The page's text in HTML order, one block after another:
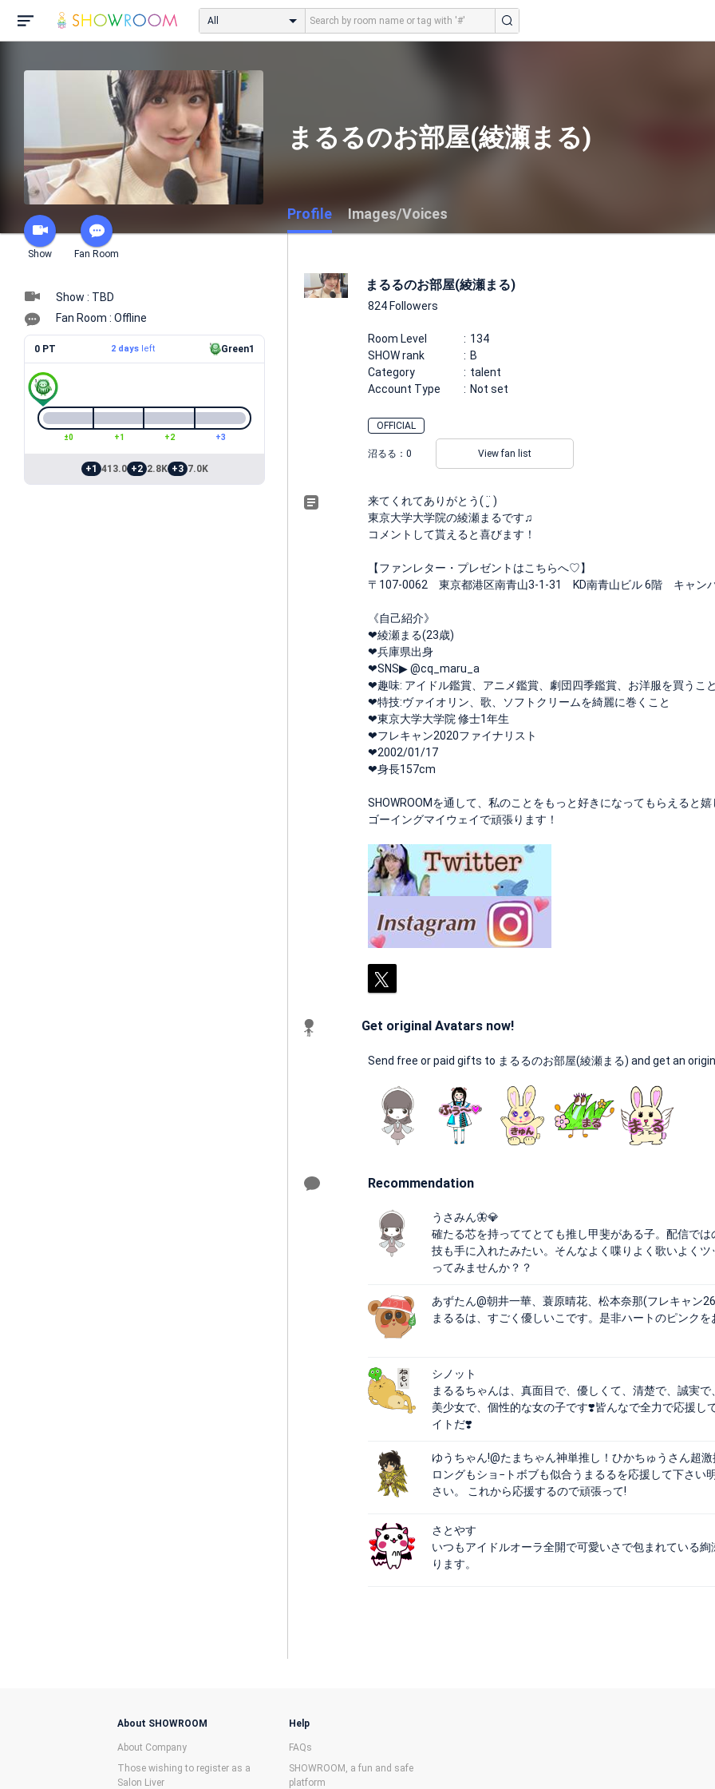
All
Show Fan Room
まるるのお部屋(綾瀬まる)
Profile Images/Voices
Show : TBD
Fan Room : Offline
0 PT 2 daysleft Green1
±0 +1 +2 +3
+1 413.0 +2 2.8K +3 7.0K
まるるのお部屋(綾瀬まる)
824 Followers
Room Level
134
SHOW rank
B
Category
talent
Account Type
Not set
OFFICIAL
沼るる： 0 View fan list
来てくれてありがとう( ¨̮ )
東京大学大学院の綾瀬まるです♫
コメントして貰えると喜びます！
【ファンレター・プレゼントはこちらへ♡】
〒107-0062 東京都港区南青山3-1-31 KD南青山ビル 6階 キャン
《自己紹介》
❤︎綾瀬まる(23歳)
❤︎兵庫県出身
‪‪❤︎‬SNS▶︎ @cq_maru_a
‪‪❤︎‬趣味: アイドル鑑賞、アニメ鑑賞、劇団四季鑑賞、お洋服を買うこと
❤︎特技:ヴァイオリン、歌、ソフトクリームを綺麗に巻くこと
‪‪❤︎‬東京大学大学院 修士1年生
‪‪❤︎‬フレキャン2020ファイナリスト
❤︎2002/01/17
❤︎身長157cm
SHOWROOMを通して、私のことをもっと好きになってもらえると
ゴーイングマイウェイで頑張ります！
Get original Avatars now!
Send free or paid gifts to まるるのお部屋(綾瀬まる) and get an
Recommendation
うさみん🦋💎
確たる芯を持っててとても推し甲斐がある子。配信で
技も手に入れたみたい。そんなよく喋りよく歌いよく
ってみませんか？？
あずたん@朝井一華、蓑原晴花、松本奈那(フレキャン
まるるは、すごく優しいこです。是非ハートのピンクを
シノット
まるるちゃんは、真面目で、優しくて、清楚で、誠実
美少女で、個性的な女の子です❣️皆んなで全力で応援
イトだ❣️
ゆうちゃん!@たまちゃん神単推し！ひかちゅうさん超激
ロングもショ−トボブも似合うまるるを応援して下さ
さい。 これから応援するので頑張って!
さとやす
いつもアイドルオーラ全開で可愛いさで包まれている
ります。
About SHOWROOM
About Company
Those wishing to register as a
Salon Liver
Help
FAQs
SHOWROOM, a fun and safe
platform